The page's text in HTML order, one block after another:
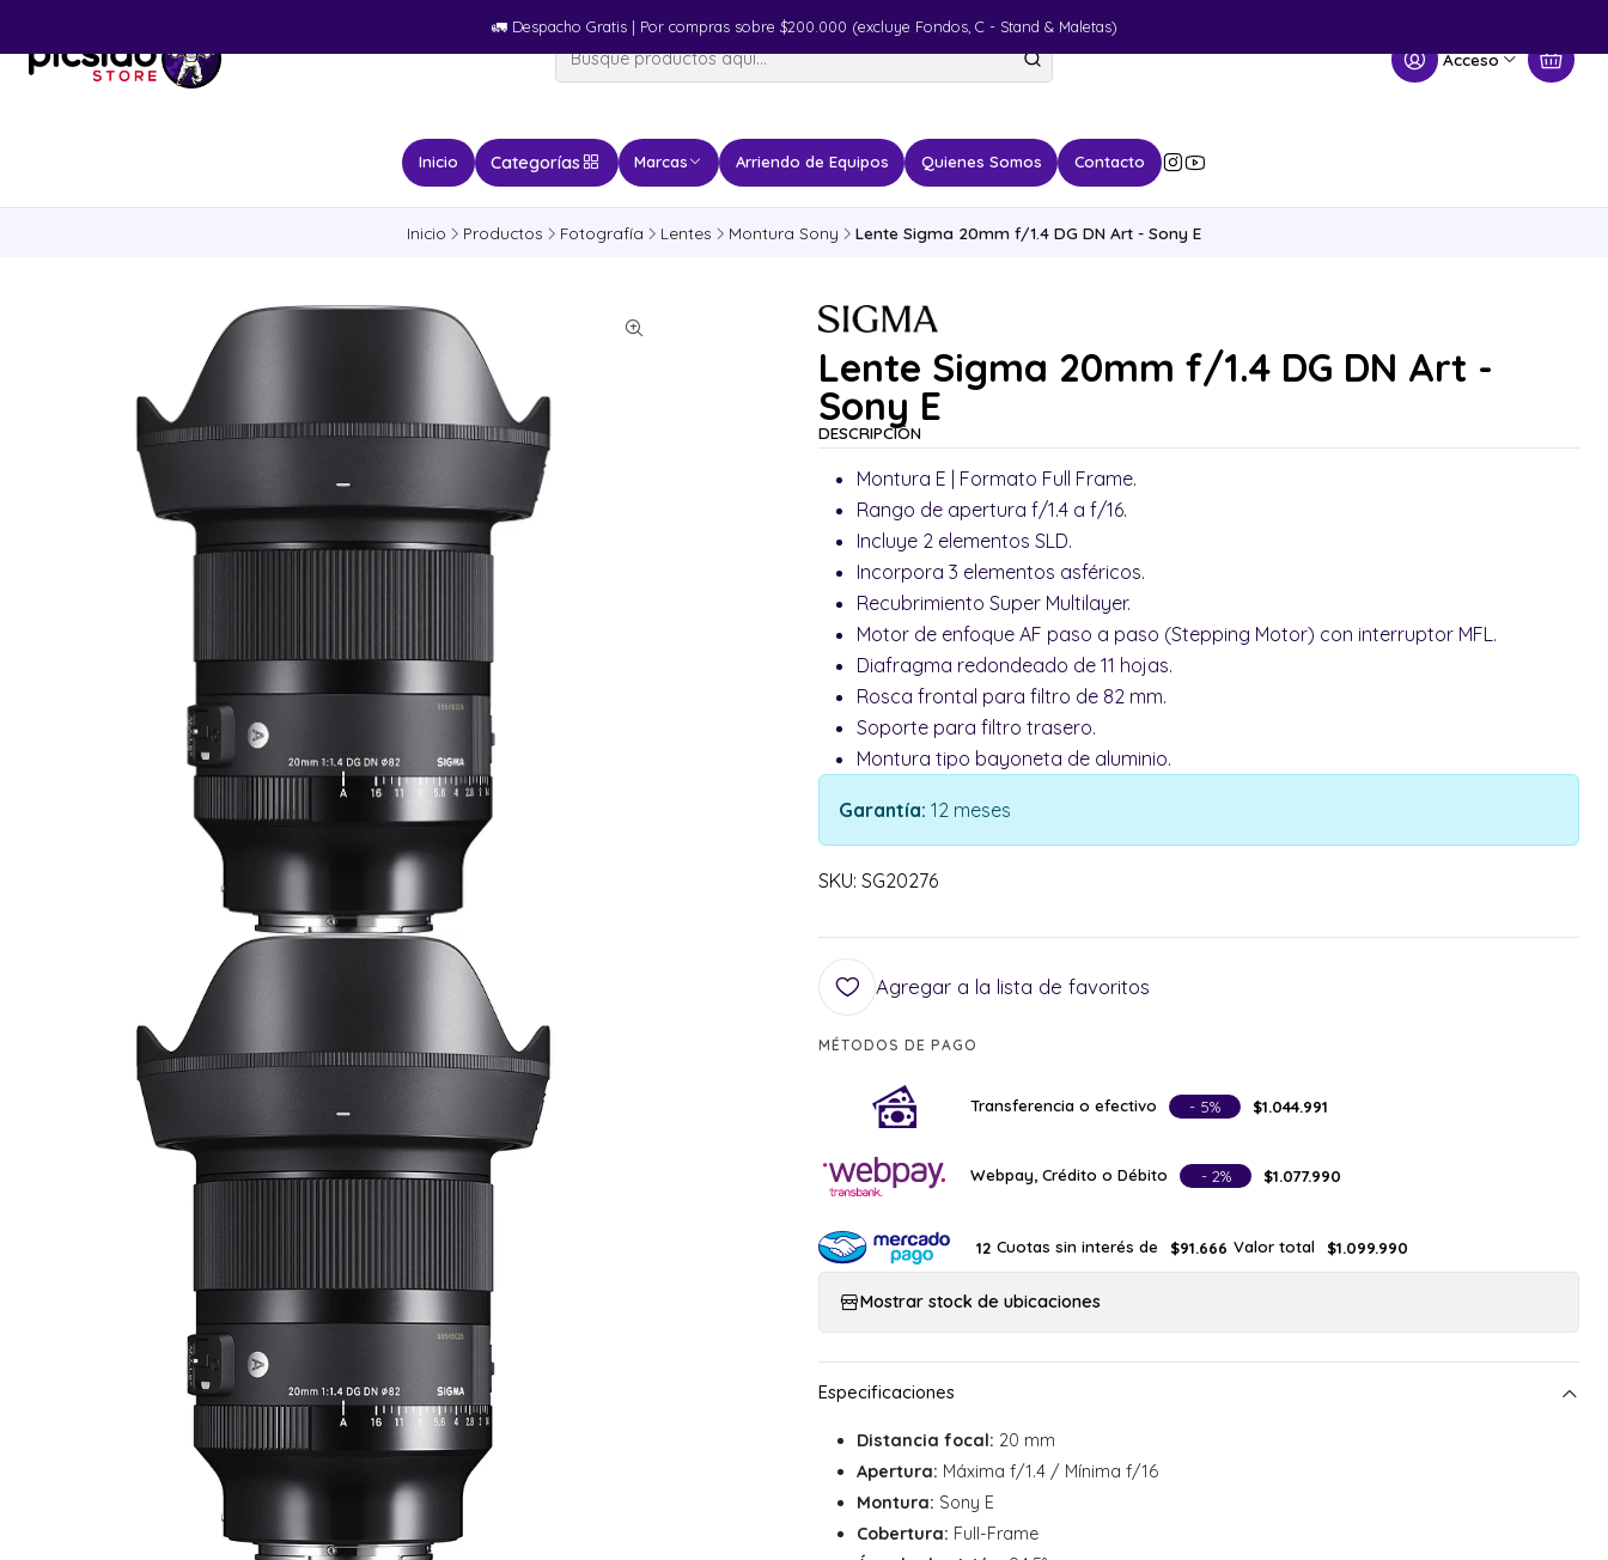
Acceso
Inicio Categorías Marcas Arriendo de Equipos Quienes Somos Contacto
🚛​ Despacho Gratis | Por compras sobre $200.000 (excluye Fondos, C - Stand & Maletas)
Inicio Productos Fotografía Lentes Montura Sony Lente Sigma 20mm f/1.4 DG DN Art - Sony E
Lente Sigma 20mm f/1.4 DG DN Art -
Sony E
DESCRIPCIÓN
Montura E | Formato Full Frame.
Rango de apertura f/1.4 a f/16.
Incluye 2 elementos SLD.
Incorpora 3 elementos asféricos.
Recubrimiento Super Multilayer.
Motor de enfoque AF paso a paso (Stepping Motor) con interruptor MFL.
Diafragma redondeado de 11 hojas.
Rosca frontal para filtro de 82 mm.
Soporte para filtro trasero.
Montura tipo bayoneta de aluminio.
Garantía: 12 meses
SKU: SG20276
Agregar a la lista de favoritos
MÉTODOS DE PAGO
Transferencia o efectivo - 5% $1.044.991
Webpay, Crédito o Débito - 2% $1.077.990
12 Cuotas sin interés de $91.666 Valor total $1.099.990
Mostrar stock de ubicaciones
Distancia focal: 20 mm
Apertura: Máxima f/1.4 / Mínima f/16
Montura: Sony E
Cobertura: Full-Frame